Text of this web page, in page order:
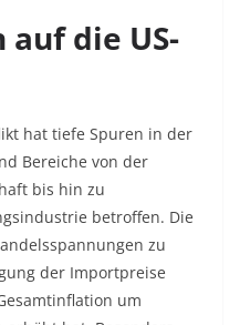
die US-
hat tiefe Spuren in der
Bereiche von der
bis hin zu
betroffen. Die
zu
der Importpreise
um